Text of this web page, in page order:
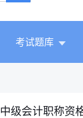
考试题库
中级会计职称资